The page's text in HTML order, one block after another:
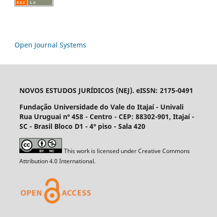
Open Journal Systems
NOVOS ESTUDOS JURÍDICOS (NEJ). eISSN: 2175-0491
Fundação Universidade do Vale do Itajaí - Univali
Rua Uruguai nº 458 - Centro - CEP: 88302-901, Itajaí­ -
SC - Brasil Bloco D1 - 4º piso - Sala 420
This work is licensed under Creative Commons
Attribution 4.0 International.